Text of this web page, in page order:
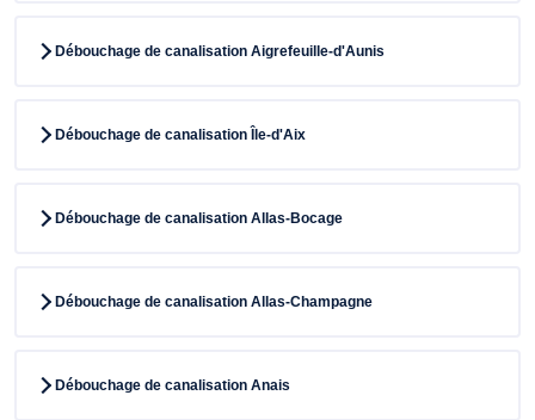
Débouchage de canalisation Aigrefeuille-d'Aunis
Débouchage de canalisation Île-d'Aix
Débouchage de canalisation Allas-Bocage
Débouchage de canalisation Allas-Champagne
Débouchage de canalisation Anais